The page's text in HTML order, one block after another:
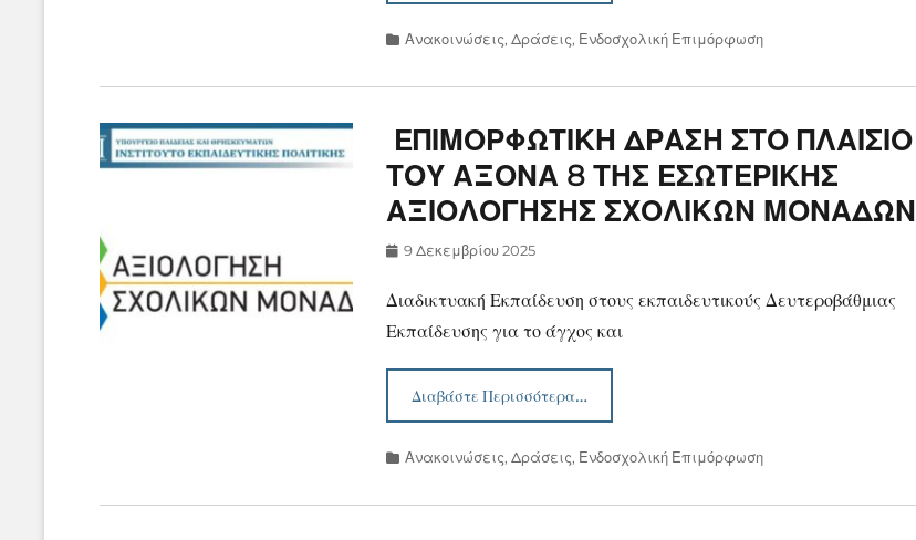
Categories
Ανακοινώσεις,Δράσεις, Ενδοσχολική Επιμόρφωση
ΕΠΙΜΟΡΦΩΤΙΚΗ ΔΡΑΣΗ ΣΤΟ ΠΛΑΙΣΙΟ
ΤΟΥ ΑΞΟΝΑ 8 ΤΗΣ ΕΣΩΤΕΡΙΚΗΣ
ΑΞΙΟΛΟΓΗΣΗΣ ΣΧΟΛΙΚΩΝ ΜΟΝΑΔΩΝ
Posted
9 Δεκεμβρίου 2025
Διαδικτυακή Εκπαίδευση στους εκπαιδευτικούς Δευτεροβάθμιας
Εκπαίδευσης για το άγχος και
Διαβάστε Περισσότερα…
Categories
Ανακοινώσεις,Δράσεις, Ενδοσχολική Επιμόρφωση